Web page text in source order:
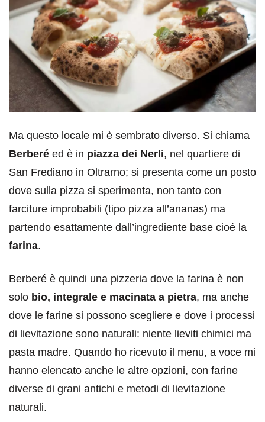
Ma questo locale mi è sembrato diverso. Si chiama
Berberé ed è in piazza dei Nerli, nel quartiere di
San Frediano in Oltrarno; si presenta come un posto
dove sulla pizza si sperimenta, non tanto con
farciture improbabili (tipo pizza all’ananas) ma
partendo esattamente dall’ingrediente base cioé la
farina.
Berberé è quindi una pizzeria dove la farina è non
solo bio, integrale e macinata a pietra, ma anche
dove le farine si possono scegliere e dove i processi
di lievitazione sono naturali: niente lieviti chimici ma
pasta madre. Quando ho ricevuto il menu, a voce mi
hanno elencato anche le altre opzioni, con farine
diverse di grani antichi e metodi di lievitazione
naturali.